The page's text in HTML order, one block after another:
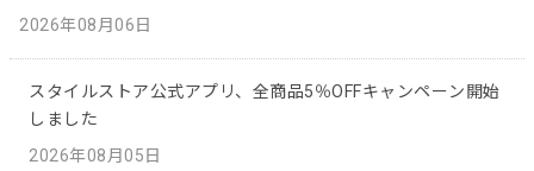
2026年08月06日
スタイルストア公式アプリ、全商品5％OFFキャンペーン開始
しました
2026年08月05日